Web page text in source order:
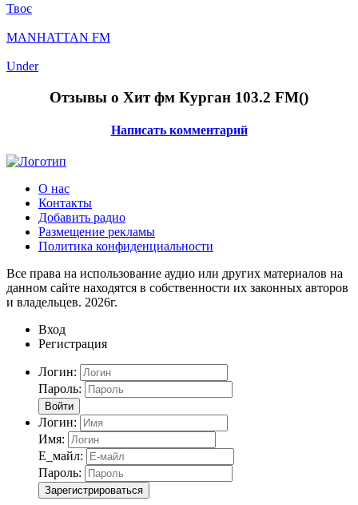
Твоє
MANHATTAN FM
Under
Отзывы о Хит фм Курган 103.2 FM()
Написать комментарий
О нас
Контакты
Добавить радио
Размещение рекламы
Политика конфиденциальности
Все права на использование аудио или других материалов на
данном сайте находятся в собственности их законных авторов
и владельцев. 2026г.
Вход
Регистрация
Логин:
Пароль:
Войти
Логин:
Имя:
Е_майл:
Пароль:
Зарегистрироваться